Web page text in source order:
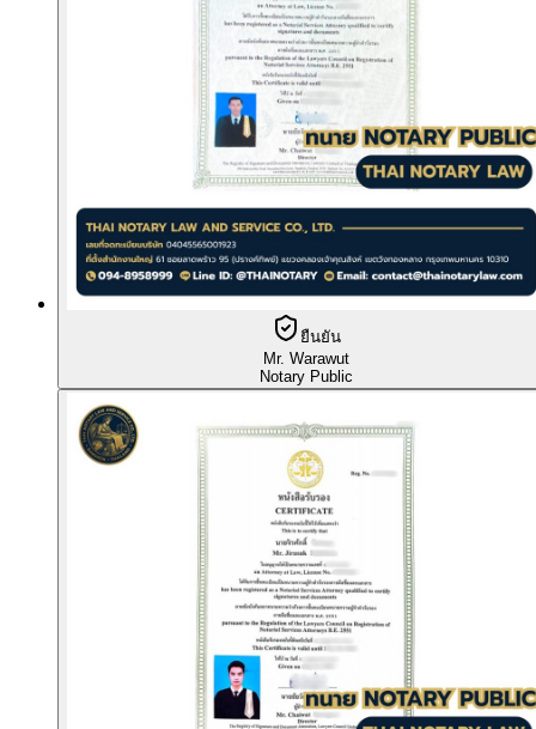
ยืนยัน
Mr. Warawut
Notary Public